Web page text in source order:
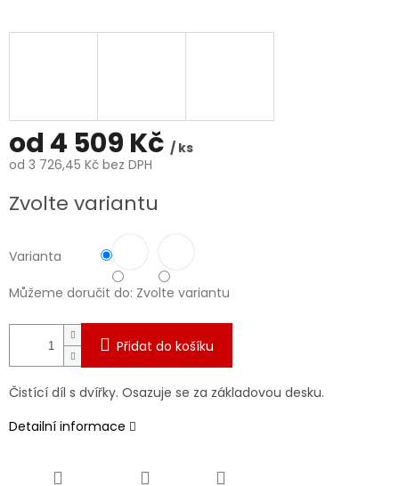
od 4 509 Kč / ks
od 3 726,45 Kč bez DPH
cena:
Zvolte variantu
Varianta
Můžeme doručit do: Zvolte variantu
Přidat do košíku
Čistící díl s dvířky. Osazuje se za základovou desku.
Detailní informace